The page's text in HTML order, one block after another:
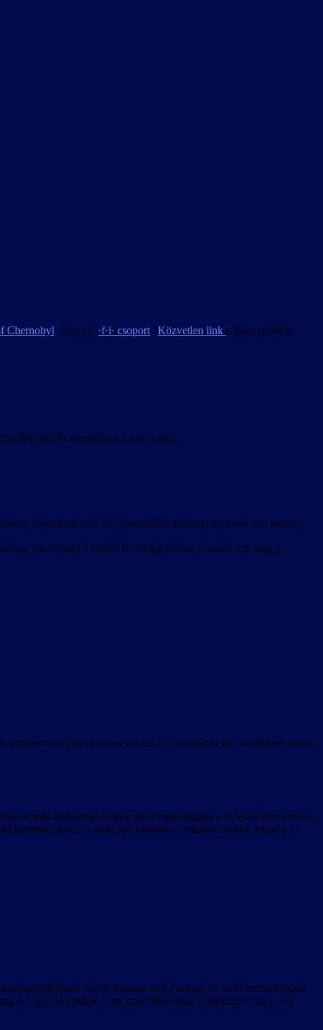
Chernobyl | Szerző: ·f·i· csoport | Közvetlen link a könyvjelzőbe.
War MOD készítőinek sasját játéka.
lefordítani való (pl. jelentősebb történet) nem sok van benne,
van benne) a Hades II-vel fog eltelni, a másik fele meg a
nem látszik olyan soknak, de valójában kb. másfélszer annyi,
működésképtelensége miatt reprodukálta a fejlesztőkörnyezetet,
képzelni, hogy ez nem épp kellemes / haladós munka, és még az
ugyan lehetne még értelme, de arról menet közben
semmi értelme, mert mire elkészülne (elkészült volna), már